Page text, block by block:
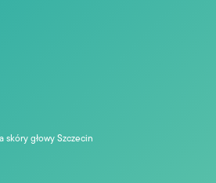
skóry głowy Szczecin